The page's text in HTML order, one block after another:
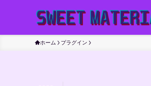
ホーム プラグイン